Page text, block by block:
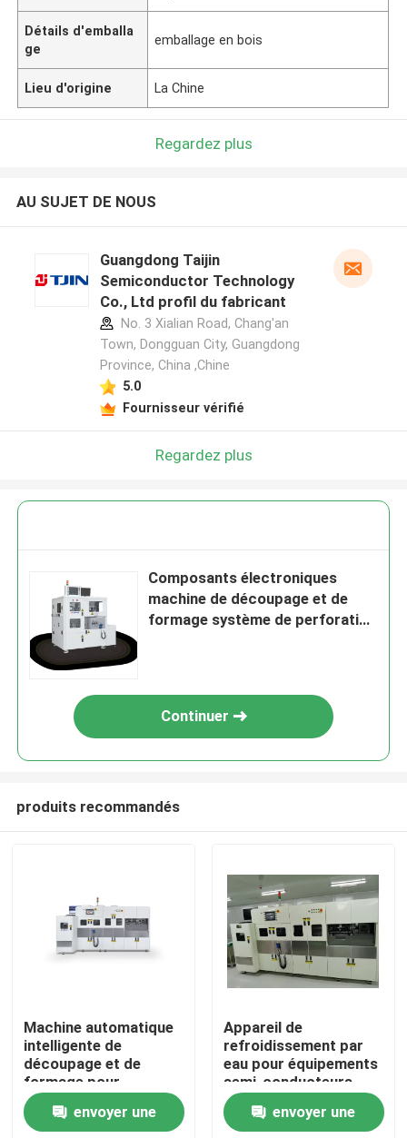
À la maison
Produits
Vidéos
Détails d'emballa
ge
emballage en bois
Lieu d'origine La Chine
Regardez plus
AU SUJET DE NOUS
Guangdong Taijin
Semiconductor Technology
Co., Ltd profil du fabricant
No. 3 Xialian Road, Chang'an
Town, Dongguan City, Guangdong
Province, China ,Chine
5.0
Fournisseur vérifié
Regardez plus
Composants électroniques
machine de découpage et de
formage système de perforation
Continuer
produits recommandés
Machine automatique
intelligente de
découpage et de
formage pour
l'industrie des semi-
conducteursenvoyer une
Appareil de
refroidissement par
eau pour équipements
semi-conducteurs
envoyer une